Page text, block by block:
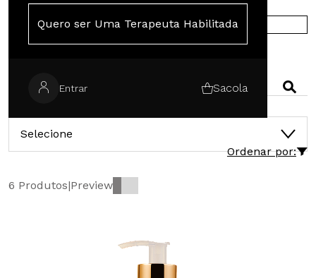
Quero ser Uma Terapeuta Habilitada
Entrar Sacola
COMPRE NA EUROPA
Selecione
Ordenar por:
6 Produtos|Preview